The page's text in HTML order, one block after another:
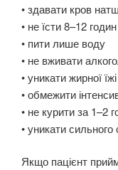
• здавати кров
• не їсти 8–12
• пити лише воду
• не вживати
• уникати жирної
• обмежити
• не курити за 1–2
• уникати сильного
Якщо пацієнт